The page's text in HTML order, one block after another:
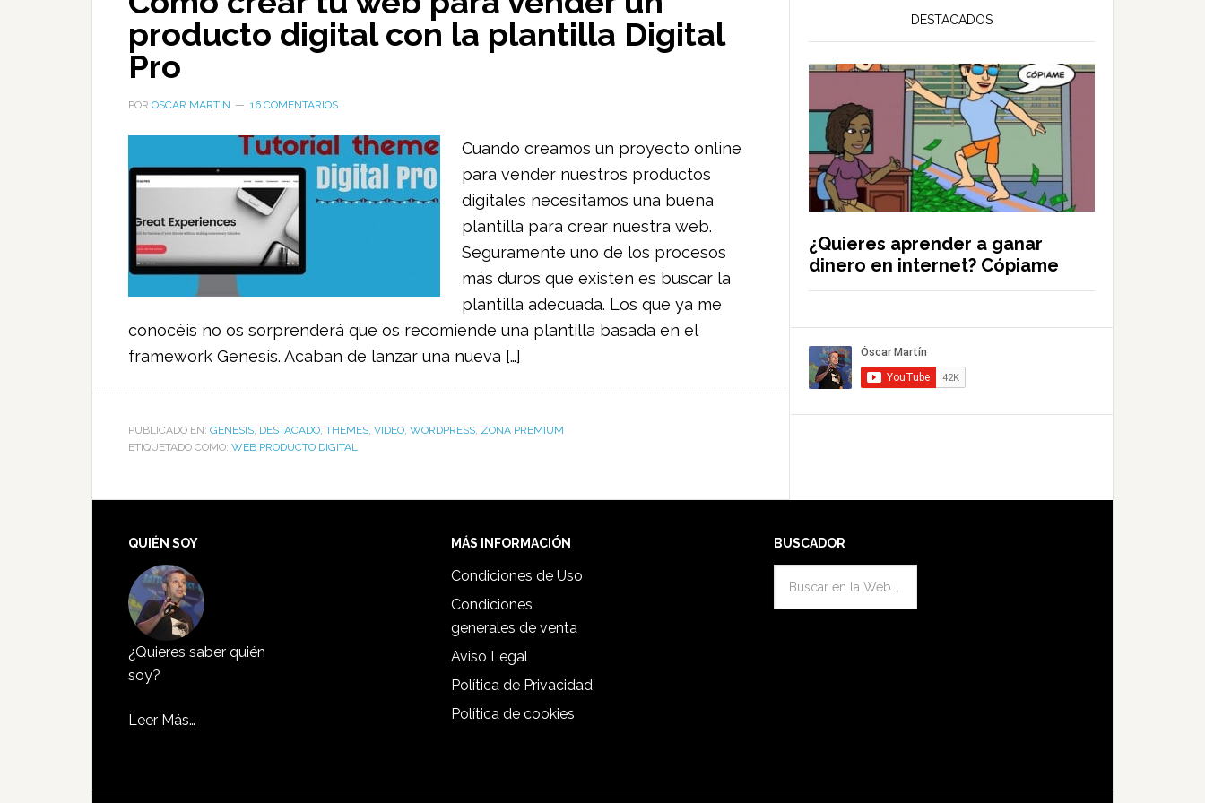
producto digital con la plantilla Digital
Pro
POR OSCAR MARTIN 16 COMENTARIOS
Cuando creamos un proyecto online
para vender nuestros productos
digitales necesitamos una buena
plantilla para crear nuestra web.
Seguramente uno de los procesos
más duros que existen es buscar la
plantilla adecuada. Los que ya me
conocéis no os sorprenderá que os recomiende una plantilla basada en el
framework Genesis. Acaban de lanzar una nueva […]
PUBLICADO EN: GENESIS, DESTACADO, THEMES, VIDEO, WORDPRESS, ZONA PREMIUM
ETIQUETADO COMO: WEB PRODUCTO DIGITAL
DESTACADOS
¿Quieres aprender a ganar
dinero en internet? Cópiame
QUIÉN SOY
¿Quieres saber quién
soy?
Leer Más…
MÁS INFORMACIÓN
Condiciones de Uso
Condiciones
generales de venta
Aviso Legal
Política de Privacidad
Política de cookies
BUSCADOR